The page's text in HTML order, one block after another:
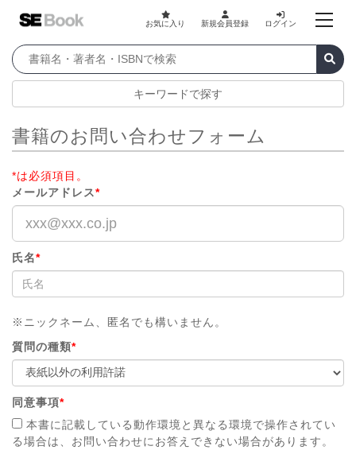
お気に入り 新規会員登録 ログイン
キーワードで探す
書籍のお問い合わせフォーム
*は必須項目。
メールアドレス*
氏名*
※ニックネーム、匿名でも構いません。
質問の種類*
同意事項*
本書に記載している動作環境と異なる環境で操作されてい
る場合は、お問い合わせにお答えできない場合があります。